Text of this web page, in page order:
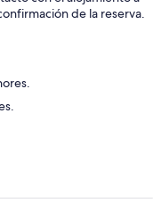
de la reserva.